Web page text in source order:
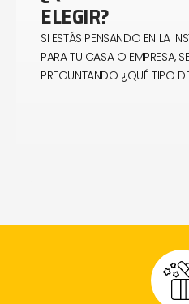
ELEGIR?
SI ESTÁS PENSANDO EN LA
PARA TU CASA O EMPRESA,
PREGUNTANDO ¿QUÉ TIPO